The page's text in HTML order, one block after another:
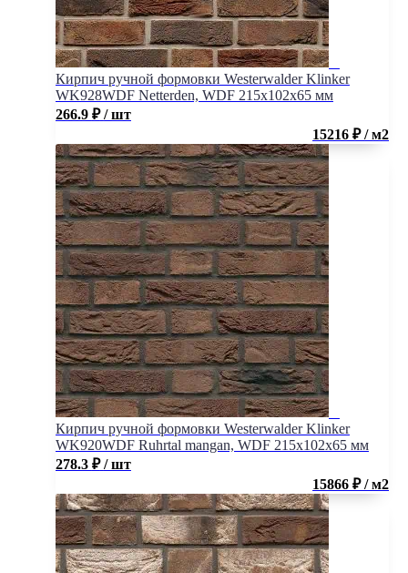
Кирпич ручной формовки Westerwalder Klinker
WK928WDF Netterden, WDF 215x102x65 мм
266.9 ₽ / шт
15216 ₽ / м2
Кирпич ручной формовки Westerwalder Klinker
WK920WDF Ruhrtal mangan, WDF 215x102x65 мм
278.3 ₽ / шт
15866 ₽ / м2